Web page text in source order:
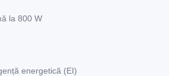
la 800 W
energetică (EI)